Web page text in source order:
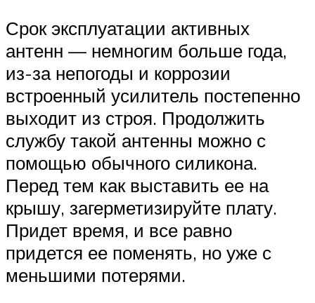
Срок эксплуатации активных
антенн — немногим больше года,
из-за непогоды и коррозии
встроенный усилитель постепенно
выходит из строя. Продолжить
службу такой антенны можно с
помощью обычного силикона.
Перед тем как выставить ее на
крышу, загерметизируйте плату.
Придет время, и все равно
придется ее поменять, но уже с
меньшими потерями.